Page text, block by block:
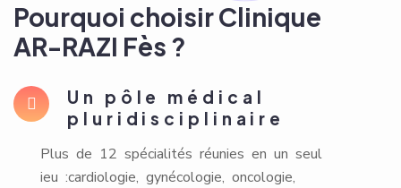
Pourquoi choisir Clinique
AR-RAZI Fès ?
Un pôle médical
pluridisciplinaire
Plus de 12 spécialités réunies en un seul
ieu :cardiologie, gynécologie, oncologie,